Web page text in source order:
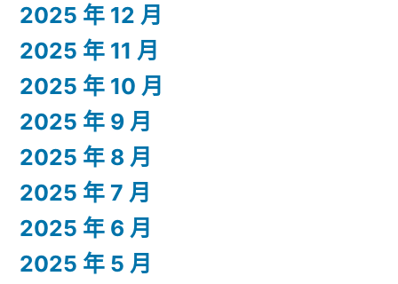
2025 年 12 月
2025 年 11 月
2025 年 10 月
2025 年 9 月
2025 年 8 月
2025 年 7 月
2025 年 6 月
2025 年 5 月